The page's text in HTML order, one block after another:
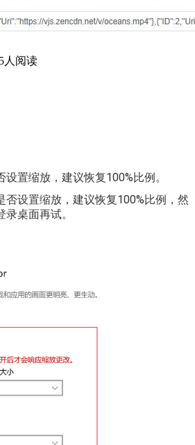
人阅读
设置缩放，建议恢复100%比例。
否设置缩放，建议恢复100%比例，然
桌面再试。